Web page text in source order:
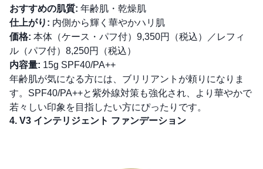
おすすめの肌質: 年齢肌・乾燥肌
仕上がり: 内側から輝く華やかハリ肌
価格: 本体（ケース・パフ付）9,350円（税込）／レフィ
ル（パフ付）8,250円（税込）
内容量: 15g SPF40/PA++
年齢肌が気になる方には、ブリリアントが頼りになりま
す。SPF40/PA++と紫外線対策も強化され、より華やかで
若々しい印象を目指したい方にぴったりです。
4. V3 インテリジェント ファンデーション